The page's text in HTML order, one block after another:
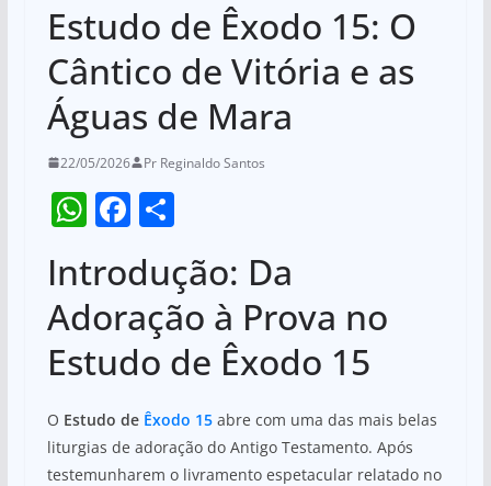
Estudo de Êxodo 15: O
Cântico de Vitória e as
Águas de Mara
22/05/2026 Pr Reginaldo Santos
W
h
at
s
A
p
p
F
a
c
e
b
o
o
k
S
ar
e
Introdução: Da
Adoração à Prova no
Estudo de Êxodo 15
O Estudo de Êxodo 15abre com uma das mais belas
liturgias de adoração do Antigo Testamento. Após
testemunharem o livramento espetacular relatado no